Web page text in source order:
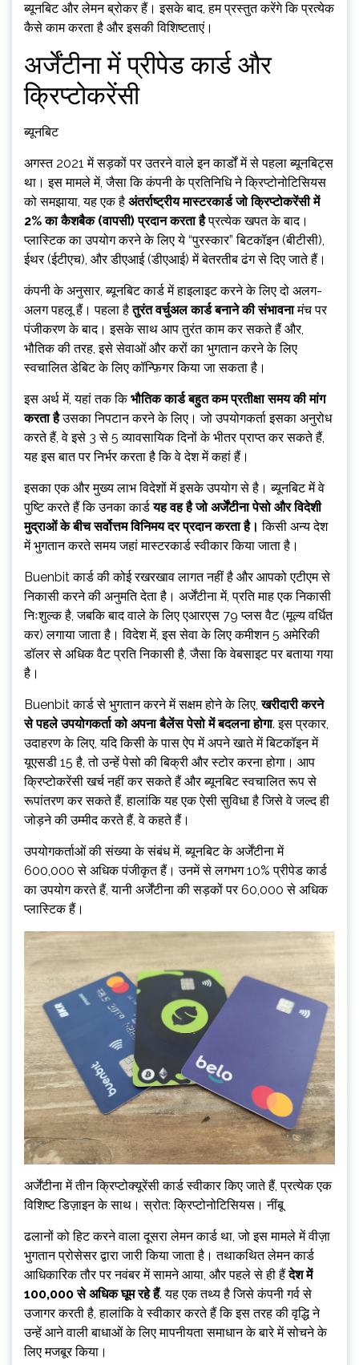
ब्यूनबिट और लेमन ब्रोकर हैं। इसके बाद, हम प्रस्तुत करेंगे कि प्रत्येक
कैसे काम करता है और इसकी विशिष्टताएं।
अर्जेंटीना में प्रीपेड कार्ड और
क्रिप्टोकरेंसी
ब्यूनबिट
अगस्त 2021 में सड़कों पर उतरने वाले इन कार्डों में से पहला ब्यूनबिट्स
था। इस मामले में, जैसा कि कंपनी के प्रतिनिधि ने क्रिप्टोनोटिसियस
को समझाया, यह एक है अंतर्राष्ट्रीय मास्टरकार्ड जो क्रिप्टोकरेंसी में
2% का कैशबैक (वापसी) प्रदान करता हैप्रत्येक खपत के बाद।
प्लास्टिक का उपयोग करने के लिए ये “पुरस्कार” बिटकॉइन (बीटीसी),
ईथर (ईटीएच), और डीएआई (डीएआई) में बेतरतीब ढंग से दिए जाते हैं।
कंपनी के अनुसार, ब्यूनबिट कार्ड में हाइलाइट करने के लिए दो अलग-
अलग पहलू हैं। पहला हैतुरंत वर्चुअल कार्ड बनाने की संभावनामंच पर
पंजीकरण के बाद। इसके साथ आप तुरंत काम कर सकते हैं और,
भौतिक की तरह, इसे सेवाओं और करों का भुगतान करने के लिए
स्वचालित डेबिट के लिए कॉन्फ़िगर किया जा सकता है।
इस अर्थ में, यहां तक ​​किभौतिक कार्ड बहुत कम प्रतीक्षा समय की मांग
करता हैउसका निपटान करने के लिए। जो उपयोगकर्ता इसका अनुरोध
करते हैं, वे इसे 3 से 5 व्यावसायिक दिनों के भीतर प्राप्त कर सकते हैं,
यह इस बात पर निर्भर करता है कि वे देश में कहां हैं।
इसका एक और मुख्य लाभ विदेशों में इसके उपयोग से है। ब्यूनबिट में वे
पुष्टि करते हैं कि उनका कार्डयह वह है जो अर्जेंटीना पेसो और विदेशी
मुद्राओं के बीच सर्वोत्तम विनिमय दर प्रदान करता है। किसी अन्य देश
में भुगतान करते समय जहां मास्टरकार्ड स्वीकार किया जाता है।
Buenbit कार्ड की कोई रखरखाव लागत नहीं है और आपको एटीएम से
निकासी करने की अनुमति देता है। अर्जेंटीना में, प्रति माह एक निकासी
निःशुल्क है, जबकि बाद वाले के लिए एआरएस 79 प्लस वैट (मूल्य वर्धित
कर) लगाया जाता है। विदेश में, इस सेवा के लिए कमीशन 5 अमेरिकी
डॉलर से अधिक वैट प्रति निकासी है, जैसा कि वेबसाइट पर बताया गया
है।
Buenbit कार्ड से भुगतान करने में सक्षम होने के लिए,खरीदारी करने
से पहले उपयोगकर्ता को अपना बैलेंस पेसो में बदलना होगा. इस प्रकार,
उदाहरण के लिए, यदि किसी के पास ऐप में अपने खाते में बिटकॉइन में
यूएसडी 15 है, तो उन्हें पेसो की बिक्री और स्टोर करना होगा। आप
क्रिप्टोकरेंसी खर्च नहीं कर सकते हैं और ब्यूनबिट स्वचालित रूप से
रूपांतरण कर सकते हैं, हालांकि यह एक ऐसी सुविधा है जिसे वे जल्द ही
जोड़ने की उम्मीद करते हैं, वे कहते हैं।
उपयोगकर्ताओं की संख्या के संबंध में, ब्यूनबिट के अर्जेंटीना में
600,000 से अधिक पंजीकृत हैं। उनमें से लगभग 10% प्रीपेड कार्ड
का उपयोग करते हैं, यानी अर्जेंटीना की सड़कों पर 60,000 से अधिक
प्लास्टिक हैं।
अर्जेंटीना में तीन क्रिप्टोक्यूरेंसी कार्ड स्वीकार किए जाते हैं, प्रत्येक एक
विशिष्ट डिज़ाइन के साथ। स्रोत: क्रिप्टोनोटिसियस। नींबू
ढलानों को हिट करने वाला दूसरा लेमन कार्ड था, जो इस मामले में वीज़ा
भुगतान प्रोसेसर द्वारा जारी किया जाता है। तथाकथित लेमन कार्ड
आधिकारिक तौर पर नवंबर में सामने आया, और पहले से ही हैंदेश में
100,000 से अधिक घूम रहे हैं. यह एक तथ्य है जिसे कंपनी गर्व से
उजागर करती है, हालांकि वे स्वीकार करते हैं कि इस तरह की वृद्धि ने
उन्हें आने वाली बाधाओं के लिए मापनीयता समाधान के बारे में सोचने के
लिए मजबूर किया।